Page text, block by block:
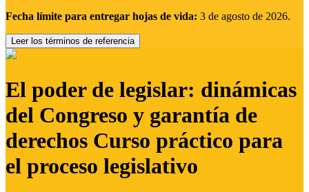
Fecha límite para entregar hojas de vida: 3 de agosto de 2026.
Leer los términos de referencia
El poder de legislar: dinámicas
del Congreso y garantía de
derechos Curso práctico para
el proceso legislativo